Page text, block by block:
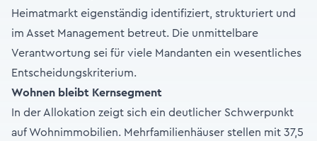
Heimatmarkt eigenständig identifiziert, strukturiert und
im Asset Management betreut. Die unmittelbare
Verantwortung sei für viele Mandanten ein wesentliches
Entscheidungskriterium.
Wohnen bleibt Kernsegment
In der Allokation zeigt sich ein deutlicher Schwerpunkt
auf Wohnimmobilien. Mehrfamilienhäuser stellen mit 37,5